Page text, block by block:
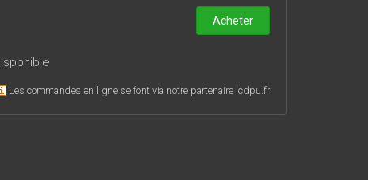
Acheter
Les commandes en ligne se font via notre partenaire lcdpu.fr